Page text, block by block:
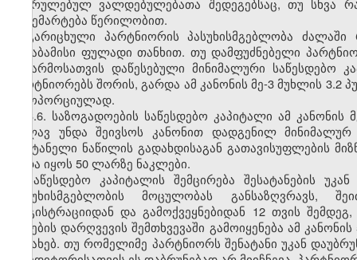
შესრულებულ ვალდებულებათა შედეგებსაც, თუ სხვა
განემარტება წერილობით.
გარიცხული პარტნიორის პასუხისმგებლობა
შესაბამისი ფულადი თანხით. თუ დამფუძნებელი
საწარმოსათვის დაწესებული მინიმალური საწესდებო
პარტნიორებს შორის, გარდა ამ კანონის მე-3 მუხლის
პროპორციულად.
3.6. საზოგადოების საწესდებო კაპიტალი ამ კანონის
კვლავ უნდა შეივსოს კანონით დადგენილ
შეუტანელი ნაწილის გადახდისაგან გათავისუფლების
უნდა იყოს 50 ლარზე ნაკლები.
საწესდებო კაპიტალის შემცირება შესატანების
პასუხისმგებლობის მოცულობას განსაზღვრავს,
რეგისტრაციიდან და გამოქვეყნებიდან 12 თვის
წესების დარღვევის შემთხვევაში გამოიყენება ამ
შესახებ. თუ რომელიმე პარტნიორს შენატანი უკან